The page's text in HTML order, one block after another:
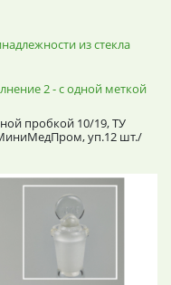
из стекла
2 - с одной меткой
пробкой 10/19, ТУ
МиниМедПром, уп.12 шт./